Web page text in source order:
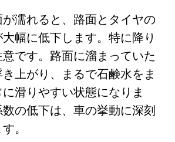
濡れると、路面とタイヤの
幅に低下します。特に降り
です。路面に溜まっていた
上がり、まるで石鹸水をま
滑りやすい状態になりま
の低下は、車の挙動に深刻
。